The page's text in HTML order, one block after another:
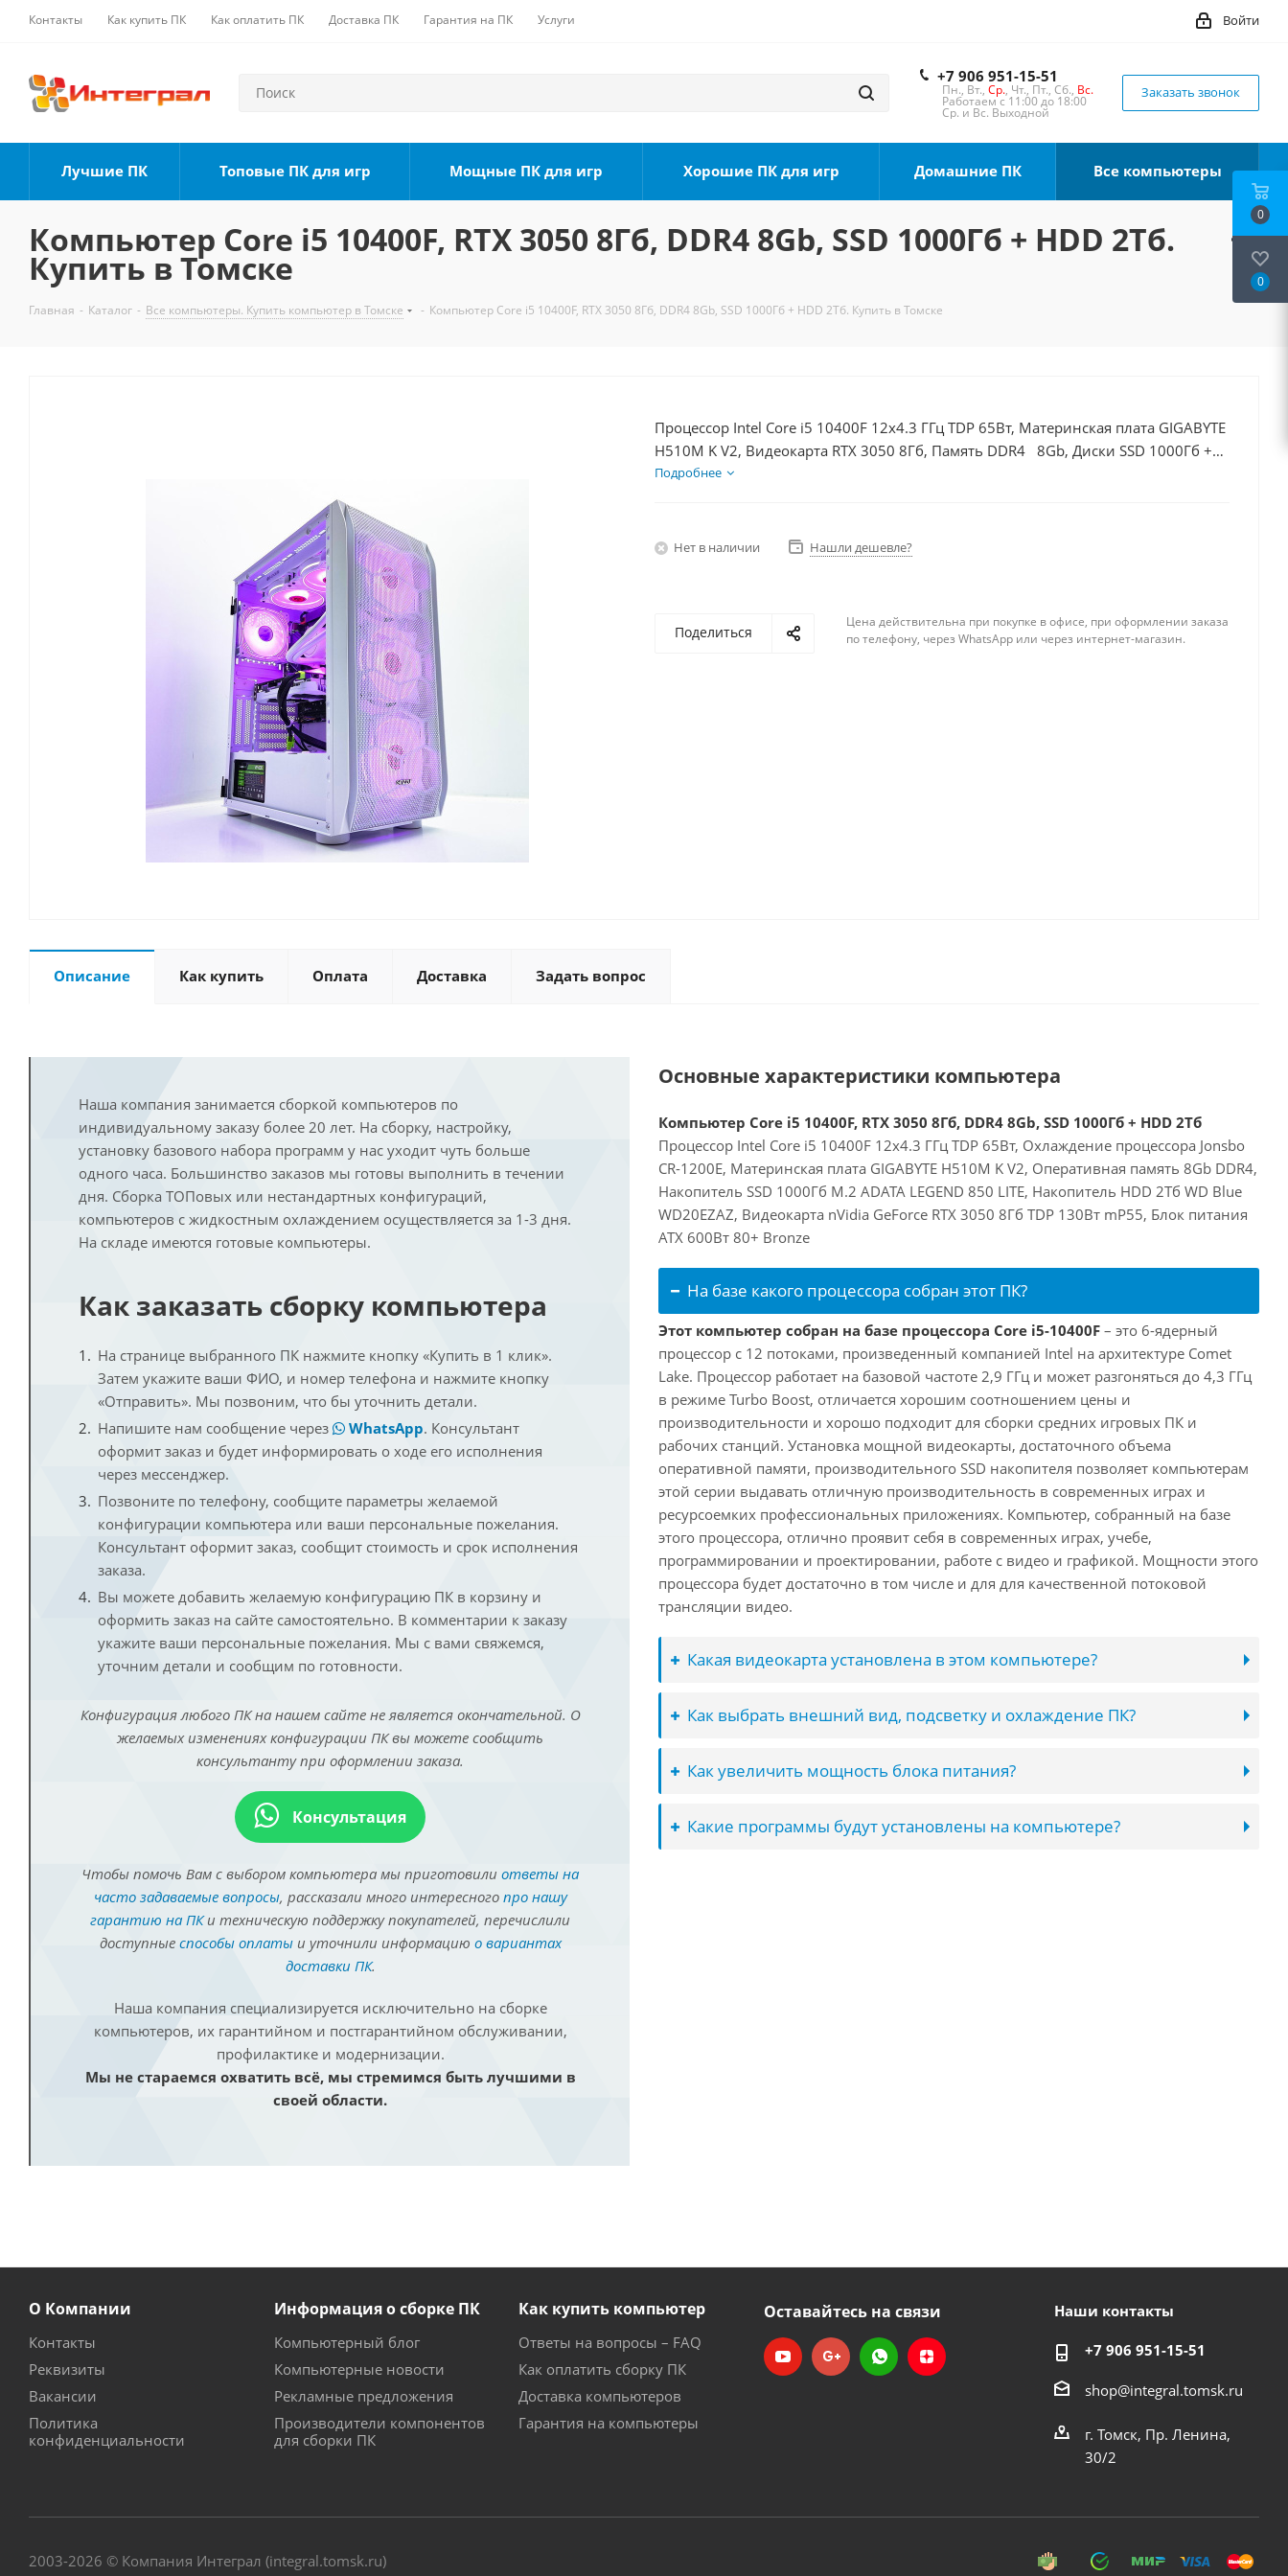
Контакты Как купить ПК Как оплатить ПК Доставка ПК Гарантия на ПК Услуги Войти
+7 906 951-15-51
Пн., Вт., Ср., Чт., Пт., Сб., Вс.
Работаем с 11:00 до 18:00
Ср. и Вс. Выходной
Заказать звонок
Лучшие ПК Топовые ПК для игр Мощные ПК для игр Хорошие ПК для игр Домашние ПК Все компьютеры
Компьютер Core i5 10400F, RTX 3050 8Гб, DDR4 8Gb, SSD 1000Гб + HDD 2Тб.
Купить в Томске
Главная - Каталог - Все компьютеры. Купить компьютер в Томске - Компьютер Core i5 10400F, RTX 3050 8Гб, DDR4 8Gb, SSD 1000Гб + HDD 2Тб. Купить в Томске
Процессор Intel Core i5 10400F 12x4.3 ГГц TDP 65Вт, Материнская плата GIGABYTE
H510M K V2, Видеокарта RTX 3050 8Гб, Память DDR4 8Gb, Диски SSD 1000Гб +
HDD 2Тб, БП 600Вт
Подробнее
Нет в наличии Нашли дешевле?
Поделиться
Цена действительна при покупке в офисе, при оформлении заказа
по телефону, через WhatsApp или через интернет-магазин.
Описание Как купить Оплата Доставка Задать вопрос
Наша компания занимается сборкой компьютеров по
индивидуальному заказу более 20 лет. На сборку, настройку,
установку базового набора программ у нас уходит чуть больше
одного часа. Большинство заказов мы готовы выполнить в течении
дня. Сборка ТОПовых или нестандартных конфигураций,
компьютеров с жидкостным охлаждением осуществляется за 1-3 дня.
На складе имеются готовые компьютеры.
Как заказать сборку компьютера
На странице выбранного ПК нажмите кнопку «Купить в 1 клик».
Затем укажите ваши ФИО, и номер телефона и нажмите кнопку
«Отправить». Мы позвоним, что бы уточнить детали.
Напишите нам сообщение через
WhatsApp. Консультант
оформит заказ и будет информировать о ходе его исполнения
через мессенджер.
Позвоните по телефону, сообщите параметры желаемой
конфигурации компьютера или ваши персональные пожелания.
Консультант оформит заказ, сообщит стоимость и срок исполнения
заказа.
Вы можете добавить желаемую конфигурацию ПК в корзину и
оформить заказ на сайте самостоятельно. В комментарии к заказу
укажите ваши персональные пожелания. Мы с вами свяжемся,
уточним детали и сообщим по готовности.
Конфигурация любого ПК на нашем сайте не является окончательной. О
желаемых изменениях конфигурации ПК вы можете сообщить
консультанту при оформлении заказа.
Консультация
Чтобы помочь Вам с выбором компьютера мы приготовили ответы на
часто задаваемые вопросы, рассказали много интересного про нашу
гарантию на ПКи техническую поддержку покупателей, перечислили
доступные способы оплатыи уточнили информацию о вариантах
доставки ПК.
Наша компания специализируется исключительно на сборке
компьютеров, их гарантийном и постгарантийном обслуживании,
профилактике и модернизации.
Мы не стараемся охватить всё, мы стремимся быть лучшими в
своей области.
Основные характеристики компьютера
Компьютер Core i5 10400F, RTX 3050 8Гб, DDR4 8Gb, SSD 1000Гб + HDD 2Тб
Процессор Intel Core i5 10400F 12x4.3 ГГц TDP 65Вт, Охлаждение процессора Jonsbo
CR-1200E, Материнская плата GIGABYTE H510M K V2, Оперативная память 8Gb DDR4,
Накопитель SSD 1000Гб M.2 ADATA LEGEND 850 LITE, Накопитель HDD 2Тб WD Blue
WD20EZAZ, Видеокарта nVidia GeForce RTX 3050 8Гб TDP 130Вт mP55, Блок питания
ATX 600Вт 80+ Bronze
На базе какого процессора собран этот ПК?
Этот компьютер собран на базе процессора Core i5-10400F – это 6-ядерный
процессор с 12 потоками, произведенный компанией Intel на архитектуре Comet
Lake. Процессор работает на базовой частоте 2,9 ГГц и может разгоняться до 4,3 ГГц
в режиме Turbo Boost, отличается хорошим соотношением цены и
производительности и хорошо подходит для сборки средних игровых ПК и
рабочих станций. Установка мощной видеокарты, достаточного объема
оперативной памяти, производительного SSD накопителя позволяет компьютерам
этой серии выдавать отличную производительность в современных играх и
ресурсоемких профессиональных приложениях. Компьютер, собранный на базе
этого процессора, отлично проявит себя в современных играх, учебе,
программировании и проектировании, работе с видео и графикой. Мощности этого
процессора будет достаточно в том числе и для для качественной потоковой
трансляции видео.
Какая видеокарта установлена в этом компьютере?
Как выбрать внешний вид, подсветку и охлаждение ПК?
Как увеличить мощность блока питания?
Какие программы будут установлены на компьютере?
О Компании
Контакты
Реквизиты
Вакансии
Политика
конфиденциальности
Информация о сборке ПК
Компьютерный блог
Компьютерные новости
Рекламные предложения
Производители компонентов
для сборки ПК
Как купить компьютер
Ответы на вопросы – FAQ
Как оплатить сборку ПК
Доставка компьютеров
Гарантия на компьютеры
Оставайтесь на связи Наши контакты
+7 906 951-15-51
shop@integral.tomsk.ru
г. Томск, Пр. Ленина,
30/2
2003-2026 © Компания Интеграл (integral.tomsk.ru)
0
0